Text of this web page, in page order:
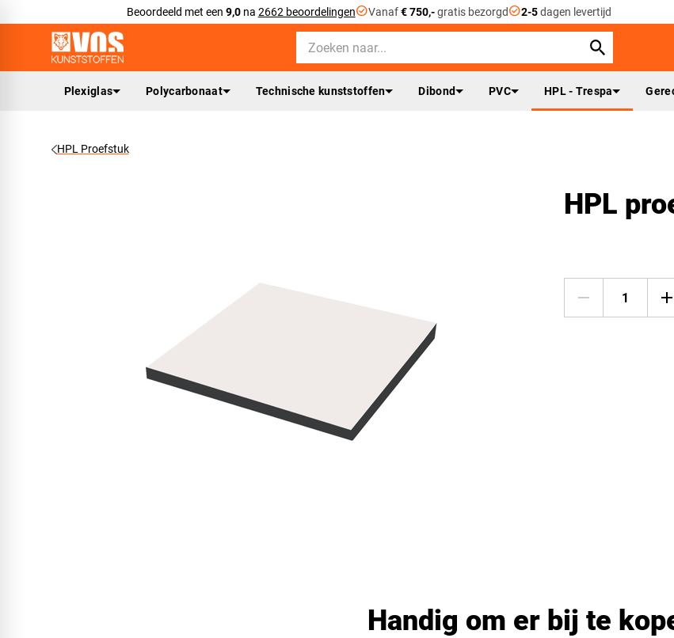
Beoordeeld met een 9,0na 2662 beoordelingencheck_circleVanaf€ 750,-gratis bezorgdcheck_circle2-5dagen levertijd
Plexiglas Polycarbonaat Technische kunststoffen Dibond PVC HPL - Trespa
HPL Proefstuk
HPL
Handig om er bij te